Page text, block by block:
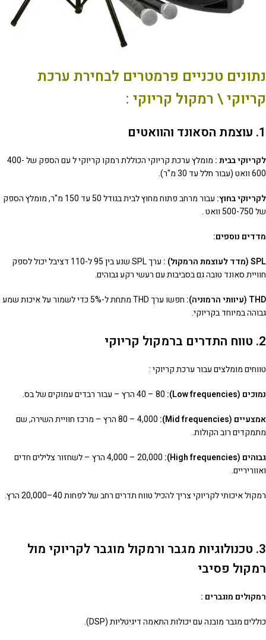
נתונים טכניים פרמטרים לבחירת ערכת
קריוקי \ רמקול קריוקי :
1. עוצמת הסאונד והוואטים
לקריוקי בבית :
מומלץ ערכת קריוקי הכוללת רמקו קריוקי ל עם הספק של 400-
600 וואט (עבור חלל עד 30 מ"ר).
לקריוקי בחוץ:
עבור מרחב פתוח מחוץ לבית בגודל 50 עד 150 מ"ר, מומלץ הספק
של 500-750 וואט .
מדדים נוספים:
SPL (מדד לעוצמת הרמקול) :
ערך SPL שנע בין 95 ל-110 דציבל יכול לספק
חוויית סאונד טובה גם בסביבות עם רעשי רקע גבוהים.
THD (עיוותי הרמוניה):
חפשו ערך THD מתחת ל-5% כדי לשמור על איכות שמע
גבוהה במיוחד בקריוקי.
2. טווח התדרים ברמקול קריוקי
טווחים מומלצים עבור ערכת קריוקי :
נמוכים (Low frequencies):
אמצעיים (Mid frequencies):
80 – 4,000 הרץ – מרכז חוויית השירה, שם
מתמקדים רוב הקולות.
גבוהים (High frequencies):
4,000 – 20,000 הרץ – לשחזור צלילים חדים
ואווריריים.
רמקול איכותי לקריוקי צריך להכיל טווח תדרים רחב של לפחות 40–20,000 הרץ.
3. טכנולוגיות מגבר ורמקול מוגבר לקריוקי מול
רמקול פסיבי
רמקולים מוגברים :
כוללים מגבר מובנה עם יכולות התאמה דיגיטליות (DSP).